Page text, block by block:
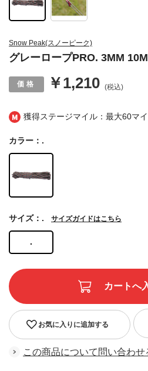
獲得ステージマイル：最大60マ
Snow Peak(スノーピーク)
グレーロープPRO. 3MM
￥1,210 (税込)
カラー：.
.
サイズ：. サイズガイドはこちら
お気に入りに追加する
この商品について問い合わせ